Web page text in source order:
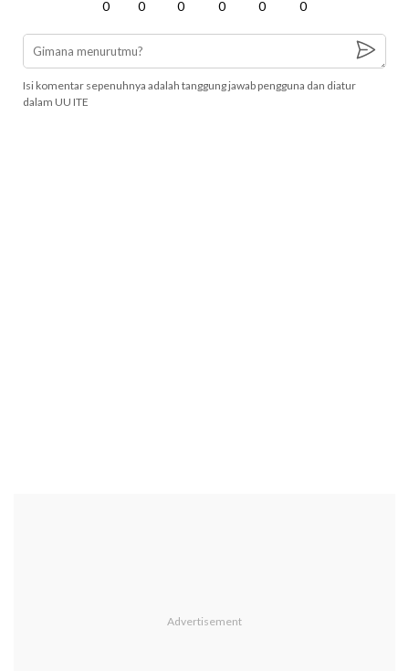
0 0 0 0 0 0
Isi komentar sepenuhnya adalah tanggung jawab pengguna dan diatur
dalam UU ITE